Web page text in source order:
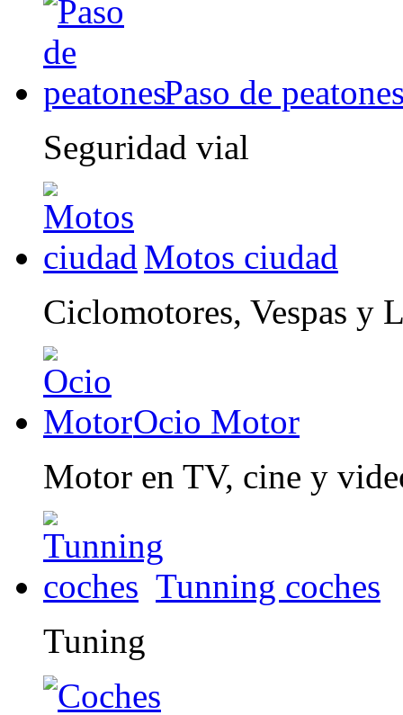
Paso de
Seguridad vial
Motos ciudad
Ciclomotores, Vespas y
Ocio Motor
Motor en TV, cine y
Tunning coches
Tuning